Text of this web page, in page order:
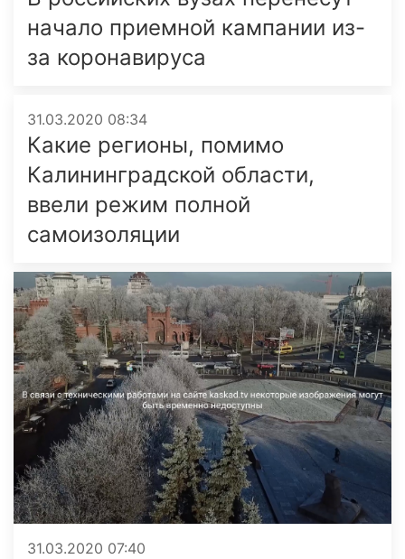
начало приемной кампании из-
за коронавируса
31.03.2020 08:34
Какие регионы, помимо
Калининградской области,
ввели режим полной
самоизоляции
31.03.2020 07:40